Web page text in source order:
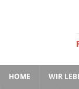
HOME WIR